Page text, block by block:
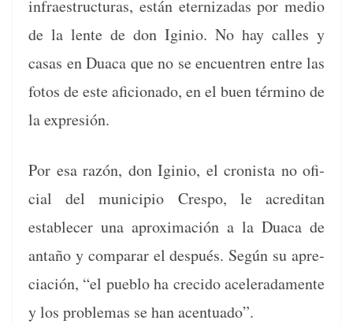
infraestruc­turas, están eternizadas por medio
de la lente de don Iginio. No hay calles y
casas en Dua­ca que no se encuen­tren entre las
fotos de este afi­ciona­do, en el buen tér­mi­no de
la expresión.
Por esa razón, don Iginio, el cro­nista no ofi­
cial del munici­pio Cre­spo, le acred­i­tan
estable­cer una aprox­i­mación a la Dua­ca de
antaño y com­parar el después. Según su apre­
ciación, “el pueblo ha cre­ci­do acel­er­ada­mente
y los prob­le­mas se han acentuado”.